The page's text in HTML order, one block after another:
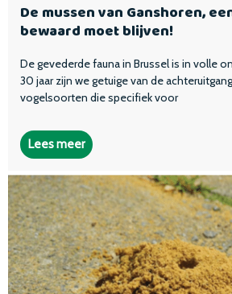
De mussen van Ganshoren,
bewaard moet blijven!
De gevederde fauna in Brussel is in volle
30 jaar zijn we getuige van de
vogelsoorten die specifiek voor
Lees meer